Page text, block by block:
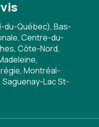
du-Québec), Bas-
Centre-du-
Côte-Nord,
Montréal-
Saguenay-Lac St-